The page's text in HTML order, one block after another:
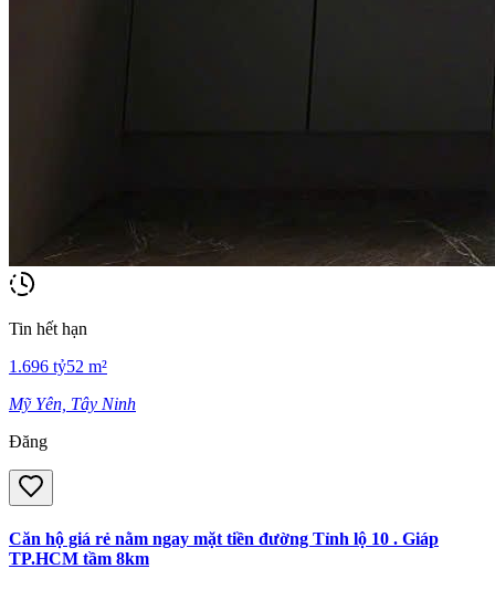
Tin hết hạn
1.696 tỷ52 m²
Mỹ Yên, Tây Ninh
Đăng
Căn hộ giá rẻ nằm ngay mặt tiền đường Tỉnh lộ 10 . Giáp
TP.HCM tầm 8km